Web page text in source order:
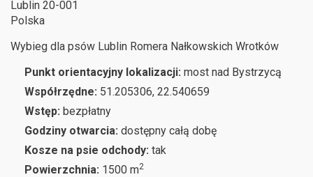
Lublin 20-001
Polska
Wybieg dla psów Lublin Romera Nałkowskich Wrotków
Punkt orientacyjny lokalizacji: most nad Bystrzycą
Współrzędne: 51.205306, 22.540659
Wstęp: bezpłatny
Godziny otwarcia: dostępny całą dobę
Kosze na psie odchody: tak
Powierzchnia: 1500 m2